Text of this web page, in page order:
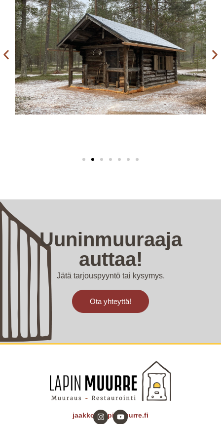
Uuninmuuraaja
auttaa!
Jätä tarjouspyyntö tai kysymys.
Ota yhteyttä!
jaakko@lapinmuurre.fi